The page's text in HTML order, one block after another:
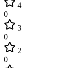
4
0
3
0
2
0